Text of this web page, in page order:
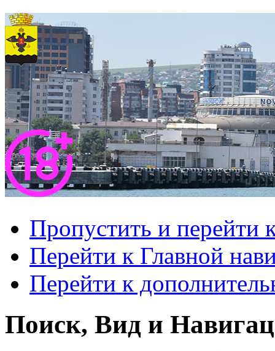
Пропустить и перейти
Перейти к Главной
Перейти к
Поиск, Вид и